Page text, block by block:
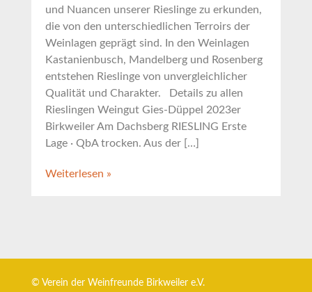
und Nuancen unserer Rieslinge zu erkunden,
die von den unterschiedlichen Terroirs der
Weinlagen geprägt sind. In den Weinlagen
Kastanienbusch, Mandelberg und Rosenberg
entstehen Rieslinge von unvergleichlicher
Qualität und Charakter. Details zu allen
Rieslingen Weingut Gies-Düppel 2023er
Birkweiler Am Dachsberg RIESLING Erste
Lage · QbA trocken. Aus der […]
Weiterlesen »
© Verein der Weinfreunde Birkweiler e.V.